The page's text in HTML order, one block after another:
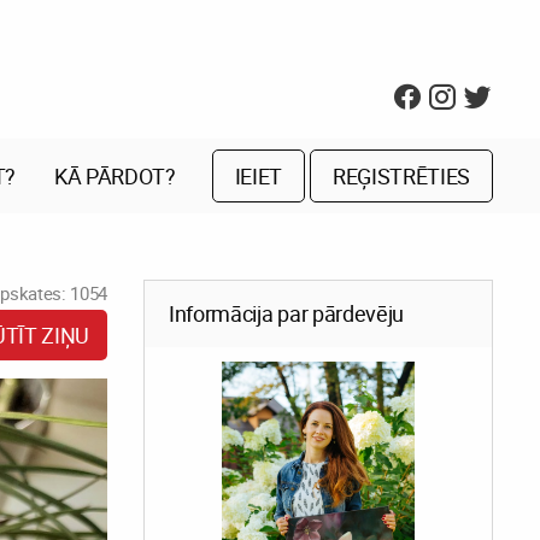
KĀ PĀRDOT? IEIET REĢISTRĒTIES
1054
ZIŅU
Informācija par pārdevēju